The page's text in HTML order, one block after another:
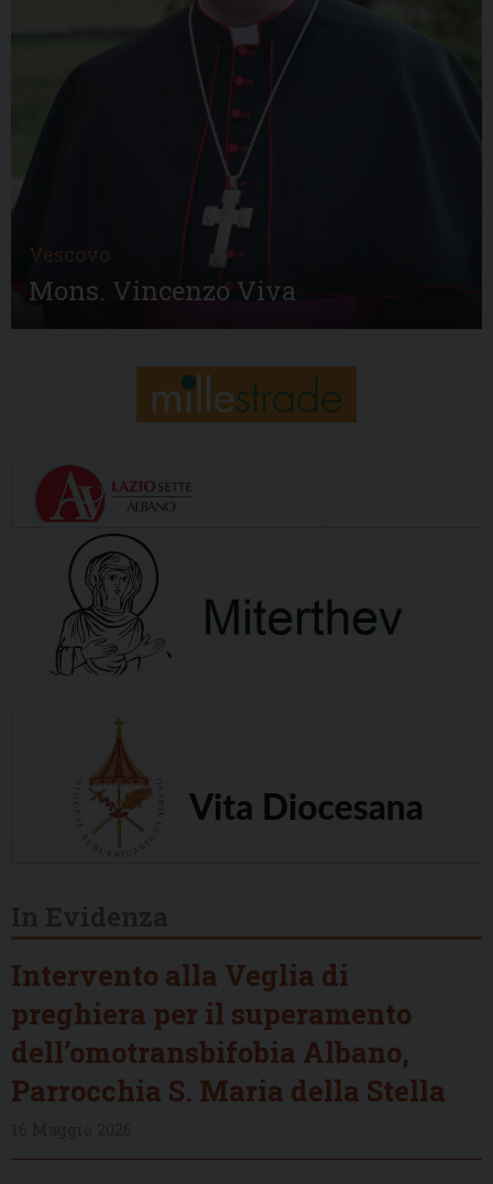
Vescovo
Mons. Vincenzo Viva
Intervento alla Veglia di
preghiera per il superamento
dell’omotransbifobia Albano,
Parrocchia S. Maria della Stella